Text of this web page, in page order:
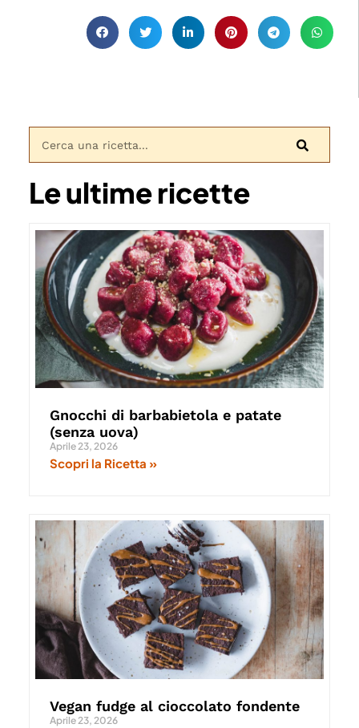
Le ultime ricette
Gnocchi di barbabietola e patate
(senza uova)
Aprile 23, 2026
Scopri la Ricetta »
Vegan fudge al cioccolato fondente
Aprile 23, 2026